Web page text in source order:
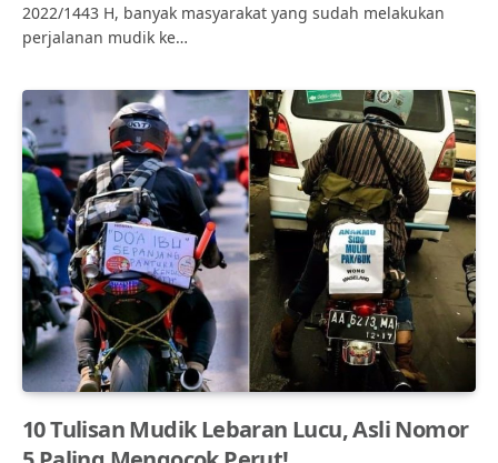
2022/1443 H, banyak masyarakat yang sudah melakukan
perjalanan mudik ke…
10 Tulisan Mudik Lebaran Lucu, Asli Nomor